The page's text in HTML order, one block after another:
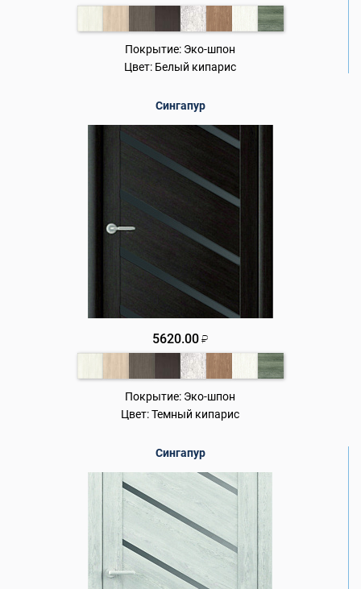
Покрытие: Эко-шпон
Цвет: Белый кипарис
Сингапур
5620.00 ₽
Покрытие: Эко-шпон
Цвет:Темный кипарис
Сингапур